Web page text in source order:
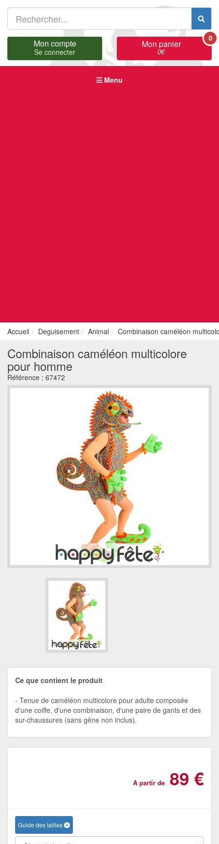
Mon compte
Se connecter
Mon panier
0€
0
Menu
Accueil Deguisement Animal Combinaison caméléon
Combinaison caméléon multicolore
pour homme
Référence : 67472
Ce que contient le produit
Tenue de caméléon multicolore pour adulte composée
d'une coiffe, d'une combinaison, d'une paire de gants et des
sur-chaussures (sans gêne non inclus).
A partir de 89 €
Guide des tailles